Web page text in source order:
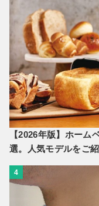
【2026年版】ホーム
選。人気モデルをご
4